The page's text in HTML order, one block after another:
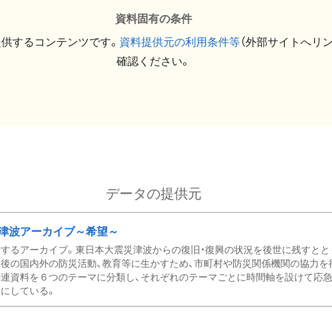
資料固有の条件
するコンテンツです。 資料提供元の利用条件等（外部サイトへリ
確認ください。
データの提供元
波アーカイブ～希望～
るアーカイブ。東日本大震災津波からの復旧・復興の状況を後世に残すとと
の国内外の防災活動、教育等に生かすため、市町村や防災関係機関の協力を
資料を６つのテーマに分類し、それぞれのテーマごとに時間軸を設けて応
している。